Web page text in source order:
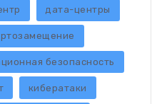
дата-центры
безопасность
кибератаки